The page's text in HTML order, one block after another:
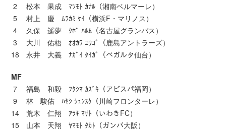
2 松本 果成 ﾏﾂﾓﾄ ｶﾅﾙ（湘南ベルマーレ）
5 村上 慶 ﾑﾗｶﾐ ｹｲ（横浜F・マリノス）
4 久保 遥夢 ｸﾎﾞ ﾊﾙﾑ（名古屋グランパス）
3 大川 佑梧 ｵｵｶﾜ ﾕｳｺﾞ（鹿島アントラーズ）
18 永井 大義 ﾅｶﾞｲ ﾀｲｶﾞ（ベガルタ仙台）
MF
7 福島 和毅 ﾌｸｼﾏ ｶｽﾞｷ（アビスパ福岡）
9 林 駿佑 ﾊﾔｼ ｼｭﾝｽｹ（川崎フロンターレ）
14 荒木 仁翔 ｱﾗｷ ﾏｻﾄ（いわきFC）
15 山本 天翔 ﾔﾏﾓﾄ ﾀｶﾄ（ガンバ大阪）